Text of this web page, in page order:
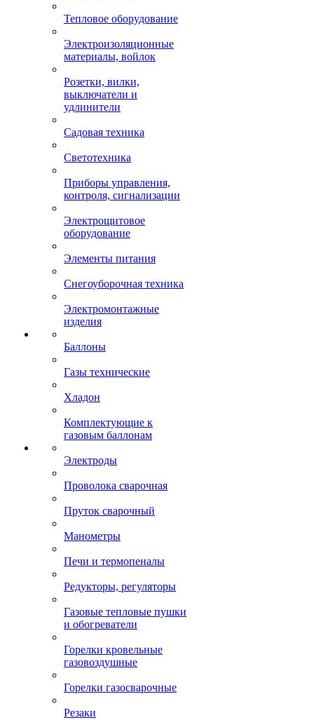
Тепловое оборудование
Электроизоляционные
материалы, войлок
Розетки, вилки,
выключатели и
удлинители
Садовая техника
Светотехника
Приборы управления,
контроля, сигнализации
Электрощитовое
оборудование
Элементы питания
Снегоуборочная техника
Электромонтажные
изделия
Баллоны
Газы технические
Хладон
Комплектующие к
газовым баллонам
Электроды
Проволока сварочная
Пруток сварочный
Манометры
Печи и термопеналы
Редукторы, регуляторы
Газовые тепловые пушки
и обогреватели
Горелки кровельные
газовоздушные
Горелки газосварочные
Резаки